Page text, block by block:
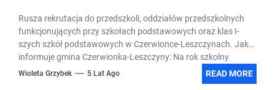
Rusza rekrutacja do przedszkoli, oddziałów przedszkolnych
funkcjonujących przy szkołach podstawowych oraz klas I-
szych szkół podstawowych w Czerwionce-Leszczynach. Jak
informuje gmina Czerwionka-Leszczyny: Na rok szkolny
2021/2022...
Wioleta Grzybek 5 Lat Ago READ MORE